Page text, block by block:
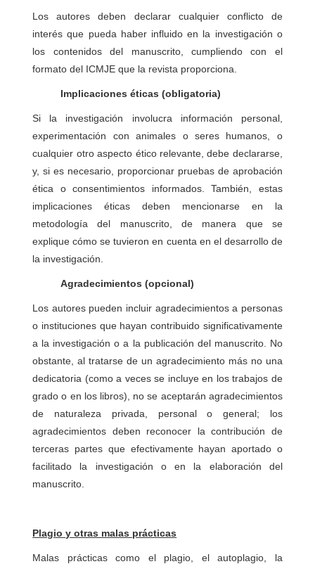
Los autores deben declarar cualquier conflicto de
interés que pueda haber influido en la investigación o
los contenidos del manuscrito, cumpliendo con el
formato del ICMJE que la revista proporciona.
Implicaciones éticas (obligatoria)
Si la investigación involucra información personal,
experimentación con animales o seres humanos, o
cualquier otro aspecto ético relevante, debe declararse,
y, si es necesario, proporcionar pruebas de aprobación
ética o consentimientos informados. También, estas
implicaciones éticas deben mencionarse en la
metodología del manuscrito, de manera que se
explique cómo se tuvieron en cuenta en el desarrollo de
la investigación.
Agradecimientos (opcional)
Los autores pueden incluir agradecimientos a personas
o instituciones que hayan contribuido significativamente
a la investigación o a la publicación del manuscrito. No
obstante, al tratarse de un agradecimiento más no una
dedicatoria (como a veces se incluye en los trabajos de
grado o en los libros), no se aceptarán agradecimientos
de naturaleza privada, personal o general; los
agradecimientos deben reconocer la contribución de
terceras partes que efectivamente hayan aportado o
facilitado la investigación o en la elaboración del
manuscrito.
Plagio y otras malas prácticas
Malas prácticas como el plagio, el autoplagio, la